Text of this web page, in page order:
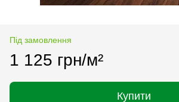
Під замовлення
1 125 грн/м²
Купити